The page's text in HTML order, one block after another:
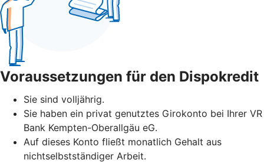
Voraussetzungen für den Dispokredit
Sie sind volljährig.
Sie haben ein privat genutztes Girokonto bei Ihrer VR
Bank Kempten-Oberallgäu eG.
Auf dieses Konto fließt monatlich Gehalt aus
nichtselbstständiger Arbeit.